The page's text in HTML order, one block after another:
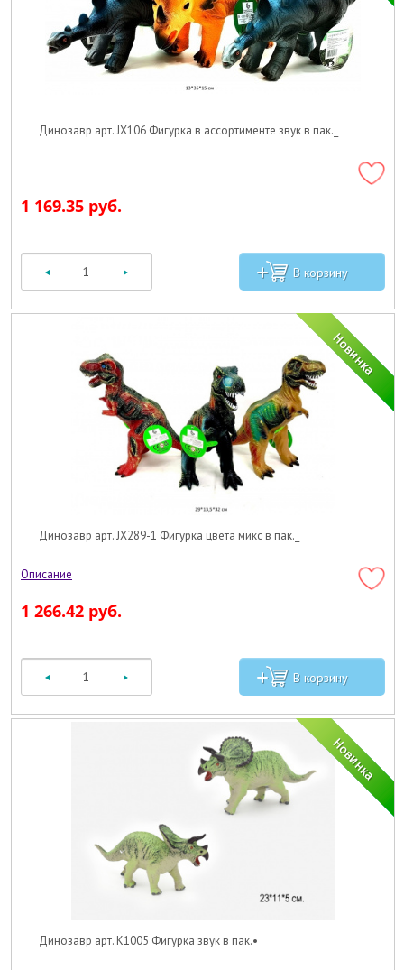
Динозавр арт. JX106 Фигурка в ассортименте звук в пак._
1 169.35 руб.
Динозавр арт. JX289-1 Фигурка цвета микс в пак._
1 266.42 руб.
Динозавр арт. K1005 Фигурка звук в пак.•